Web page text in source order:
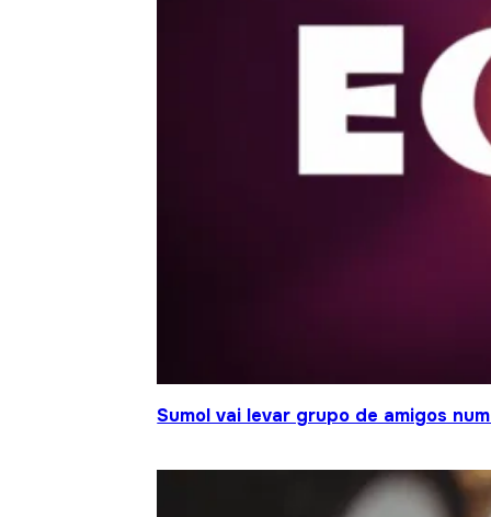
Sumol vai levar grupo de amigos